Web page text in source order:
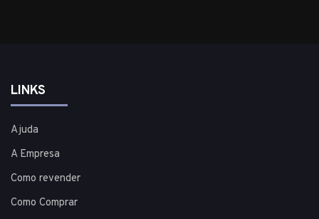
LINKS
Ajuda
A Empresa
Como revender
Como Comprar